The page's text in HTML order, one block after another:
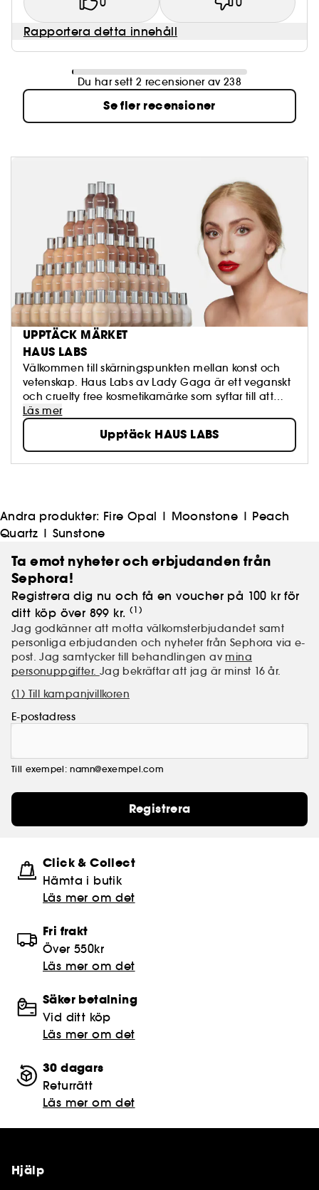
Rapportera detta innehåll
Du har sett 2 recensioner av 238
Se fler recensioner
UPPTÄCK MÄRKET
HAUS LABS
Välkommen till skärningspunkten mellan konst och
vetenskap. Haus Labs av Lady Gaga är ett veganskt
och cruelty free kosmetikamärke som syftar till att
sprida vänlighet, mod och kreativitet genom
högteknologiskt, högpigmenterande smink av hög
Läs mer
Upptäck HAUS LABS
Andra produkter: Fire Opal | Moonstone | Peach
Quartz | Sunstone
Ta emot nyheter och erbjudanden från
Sephora!
Registrera dig nu och få en voucher på 100 kr för
ditt köp över 899 kr. (1)
Jag godkänner att motta välkomsterbjudandet samt
personliga erbjudanden och nyheter från Sephora via e-
post. Jag samtycker till behandlingen av mina
personuppgifter. Jag bekräftar att jag är minst 16 år.
(1) Till kampanjvillkoren
E-postadress
Till exempel: namn@exempel.com
Registrera
Click & Collect
Hämta i butik​
Läs mer om det
Fri frakt
Över 550kr
Läs mer om det
Säker betalning
Vid ditt köp
Läs mer om det
30 dagars
Returrätt
Läs mer om det
Hjälp